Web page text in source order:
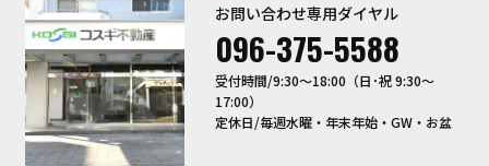
お問い合わせ専用ダイヤル
096-375-5588
受付時間/9:30〜18:00（日･祝 9:30～
17:00）
定休日/毎週水曜・年末年始・GW・お盆